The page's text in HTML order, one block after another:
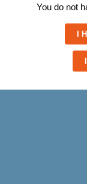
You do not